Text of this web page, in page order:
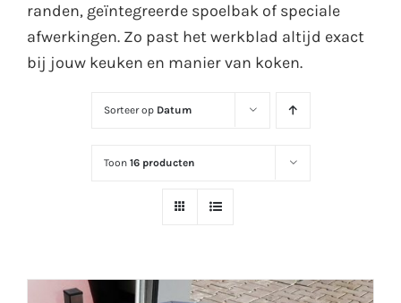
randen, geïntegreerde spoelbak of speciale
afwerkingen. Zo past het werkblad altijd exact
bij jouw keuken en manier van koken.
Sorteer op Datum
Toon 16 producten